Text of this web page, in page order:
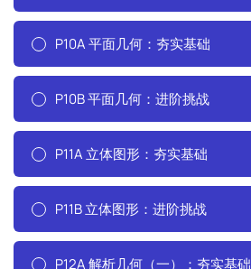
P10A 平面几何：夯实基础
P10B 平面几何：进阶挑战
P11A 立体图形：夯实基础
P11B 立体图形：进阶挑战
P12A 解析几何（一）：夯实基础